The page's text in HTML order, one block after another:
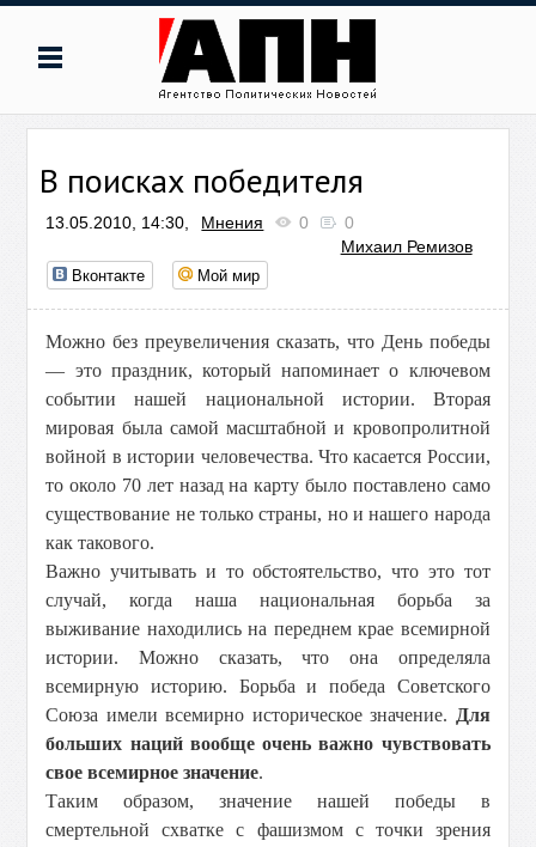
В поисках победителя
13.05.2010, 14:30, Мнения 0
0
Михаил Ремизов
Вконтакте Мой мир
Можно без преувеличения сказать, что День победы
— это праздник, который напоминает о ключевом
событии нашей национальной истории. Вторая
мировая была самой масштабной и кровопролитной
войной в истории человечества. Что касается России,
то около 70 лет назад на карту было поставлено само
существование не только страны, но и нашего народа
как такового.
Важно учитывать и то обстоятельство, что это тот
случай, когда наша национальная борьба за
выживание находились на переднем крае всемирной
истории. Можно сказать, что она определяла
всемирную историю. Борьба и победа Советского
Союза имели всемирно историческое значение. Для
больших наций вообще очень важно чувствовать
свое всемирное значение.
Таким образом, значение нашей победы в
смертельной схватке с фашизмом с точки зрения